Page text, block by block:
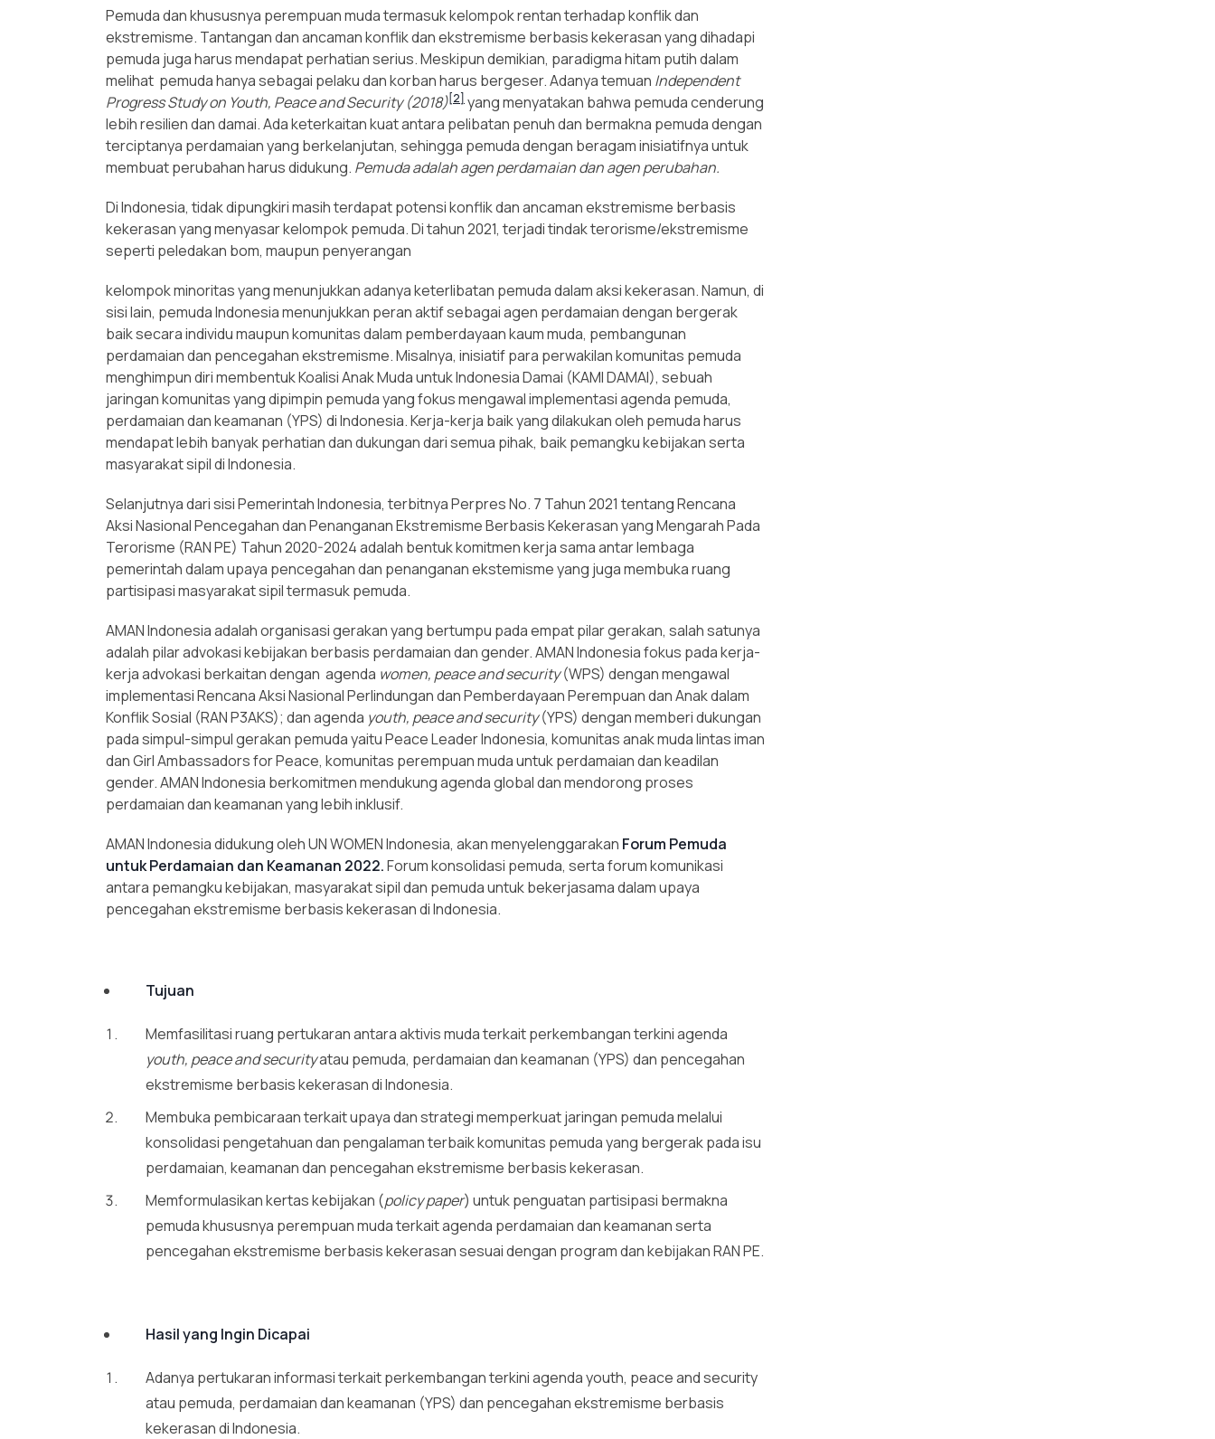
Pemuda dan khususnya perempuan muda termasuk kelompok rentan terhadap konflik dan
ekstremisme. Tantangan dan ancaman konflik dan ekstremisme berbasis kekerasan yang dihadapi
pemuda juga harus mendapat perhatian serius. Meskipun demikian, paradigma hitam putih dalam
melihat pemuda hanya sebagai pelaku dan korban harus bergeser. Adanya temuan Independent
Progress Study on Youth, Peace and Security (2018)[2] yang menyatakan bahwa pemuda cenderung
lebih resilien dan damai. Ada keterkaitan kuat antara pelibatan penuh dan bermakna pemuda dengan
terciptanya perdamaian yang berkelanjutan, sehingga pemuda dengan beragam inisiatifnya untuk
membuat perubahan harus didukung. Pemuda adalah agen perdamaian dan agen perubahan.
Di Indonesia, tidak dipungkiri masih terdapat potensi konflik dan ancaman ekstremisme berbasis
kekerasan yang menyasar kelompok pemuda. Di tahun 2021, terjadi tindak terorisme/ekstremisme
seperti peledakan bom, maupun penyerangan
kelompok minoritas yang menunjukkan adanya keterlibatan pemuda dalam aksi kekerasan. Namun, di
sisi lain, pemuda Indonesia menunjukkan peran aktif sebagai agen perdamaian dengan bergerak
baik secara individu maupun komunitas dalam pemberdayaan kaum muda, pembangunan
perdamaian dan pencegahan ekstremisme. Misalnya, inisiatif para perwakilan komunitas pemuda
menghimpun diri membentuk Koalisi Anak Muda untuk Indonesia Damai (KAMI DAMAI), sebuah
jaringan komunitas yang dipimpin pemuda yang fokus mengawal implementasi agenda pemuda,
perdamaian dan keamanan (YPS) di Indonesia. Kerja-kerja baik yang dilakukan oleh pemuda harus
mendapat lebih banyak perhatian dan dukungan dari semua pihak, baik pemangku kebijakan serta
masyarakat sipil di Indonesia.
Selanjutnya dari sisi Pemerintah Indonesia, terbitnya Perpres No. 7 Tahun 2021 tentang Rencana
Aksi Nasional Pencegahan dan Penanganan Ekstremisme Berbasis Kekerasan yang Mengarah Pada
Terorisme (RAN PE) Tahun 2020-2024 adalah bentuk komitmen kerja sama antar lembaga
pemerintah dalam upaya pencegahan dan penanganan ekstemisme yang juga membuka ruang
partisipasi masyarakat sipil termasuk pemuda.
AMAN Indonesia adalah organisasi gerakan yang bertumpu pada empat pilar gerakan, salah satunya
adalah pilar advokasi kebijakan berbasis perdamaian dan gender. AMAN Indonesia fokus pada kerja-
kerja advokasi berkaitan dengan agenda women, peace and security(WPS) dengan mengawal
implementasi Rencana Aksi Nasional Perlindungan dan Pemberdayaan Perempuan dan Anak dalam
Konflik Sosial (RAN P3AKS); dan agenda youth, peace and security(YPS) dengan memberi dukungan
pada simpul-simpul gerakan pemuda yaitu Peace Leader Indonesia, komunitas anak muda lintas iman
dan Girl Ambassadors for Peace, komunitas perempuan muda untuk perdamaian dan keadilan
gender. AMAN Indonesia berkomitmen mendukung agenda global dan mendorong proses
perdamaian dan keamanan yang lebih inklusif.
AMAN Indonesia didukung oleh UN WOMEN Indonesia, akan menyelenggarakan Forum Pemuda
untuk Perdamaian dan Keamanan 2022.Forum konsolidasi pemuda, serta forum komunikasi
antara pemangku kebijakan, masyarakat sipil dan pemuda untuk bekerjasama dalam upaya
pencegahan ekstremisme berbasis kekerasan di Indonesia.
Tujuan
Memfasilitasi ruang pertukaran antara aktivis muda terkait perkembangan terkini agenda
youth, peace and securityatau pemuda, perdamaian dan keamanan (YPS) dan pencegahan
ekstremisme berbasis kekerasan di Indonesia.
Membuka pembicaraan terkait upaya dan strategi memperkuat jaringan pemuda melalui
konsolidasi pengetahuan dan pengalaman terbaik komunitas pemuda yang bergerak pada isu
perdamaian, keamanan dan pencegahan ekstremisme berbasis kekerasan.
Memformulasikan kertas kebijakan (policy paper) untuk penguatan partisipasi bermakna
pemuda khususnya perempuan muda terkait agenda perdamaian dan keamanan serta
pencegahan ekstremisme berbasis kekerasan sesuai dengan program dan kebijakan RAN PE.
Hasil yang Ingin Dicapai
Adanya pertukaran informasi terkait perkembangan terkini agenda youth, peace and security
atau pemuda, perdamaian dan keamanan (YPS) dan pencegahan ekstremisme berbasis
kekerasan di Indonesia.